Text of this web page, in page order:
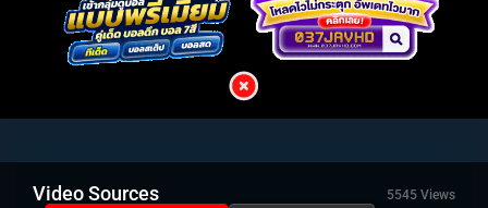
Video Sources 5545 Views